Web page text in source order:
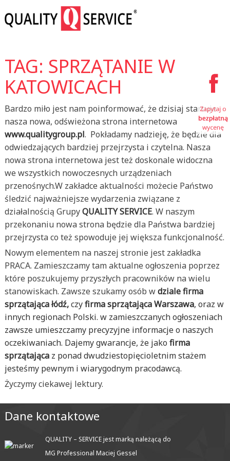
TAG: SPRZĄTANIE W
KATOWICACH
Bardzo miło jest nam poinformować, że dzisiaj startuje
nasza nowa, odświeżona strona internetowa
www.qualitygroup.pl. Pokładamy nadzieję, że będzie dla
odwiedzających bardziej przejrzysta i czytelna. Nasza
nowa strona internetowa jest też doskonale widoczna
we wszystkich nowoczesnych urządzeniach
przenośnych.W zakładce aktualności możecie Państwo
śledzić najważniejsze wydarzenia związane z
działalnością GrupyQUALITY SERVICE. W naszym
przekonaniu nowa strona będzie dla Państwa bardziej
przejrzysta co też spowoduje jej większa funkcjonalność.
Nowym elementem na naszej stronie jest zakładka
PRACA. Zamieszczamy tam aktualne ogłoszenia poprzez
które poszukujemy przyszłych pracowników na wielu
stanowiskach. Zawsze szukamy osób wdziale firma
sprzątająca łódź,czyfirma sprzątająca Warszawa, oraz w
innych regionach Polski. w zamieszczanych ogłoszeniach
zawsze umieszczamy precyzyjne informacje o naszych
oczekiwaniach. Dajemy gwarancje, że jako firma
sprzątającaz ponad dwudziestopięcioletnim stażem
jesteśmy pewnym i wiarygodnym pracodawcą.
Życzymy ciekawej lektury.
Dane kontaktowe
QUALITY – SERVICE jest marką należącą do
MG Professional Maciej Gessel